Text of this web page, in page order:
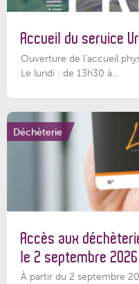
Accueil du service
Ouverture de l'accueil
Le lundi : de 13h30 à...
Déchèterie
Accès aux
le 2 septembre 2026
À partir du 2 septembre